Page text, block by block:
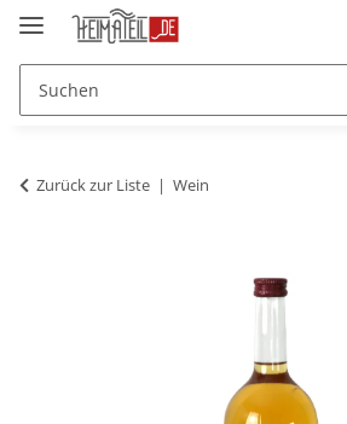
Zurück zur Liste Wein